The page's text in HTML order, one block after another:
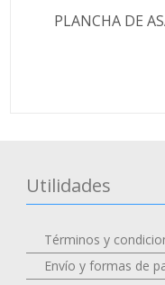
PLANCHA DE
Utilidades
Términos y
Envío y formas de